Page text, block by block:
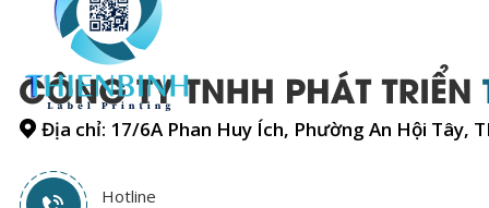
Địa chỉ: 17/6A Phan Huy Ích, Phường An Hội Tây,
Hotline